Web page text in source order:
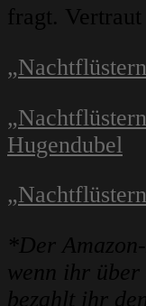
fragt.
Hugendubel
*Der
wenn ihr
bezahlt ihr